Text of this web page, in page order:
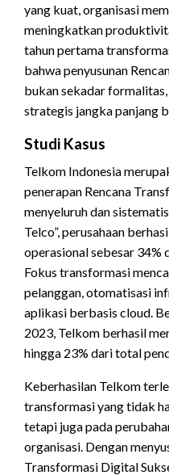
yang kuat, organisasi
meningkatkan
tahun pertama
bahwa penyusunan
bukan sekadar
strategis jangka panjang
Studi Kasus
Telkom Indonesia
penerapan Rencana
menyeluruh dan
Telco”, perusahaan
operasional sebesar 34%
Fokus transformasi
pelanggan, otomatisasi
aplikasi berbasis cloud.
2023, Telkom berhasil
hingga 23% dari total
Keberhasilan Telkom
transformasi yang tidak
tetapi juga pada
organisasi. Dengan
Transformasi Digital